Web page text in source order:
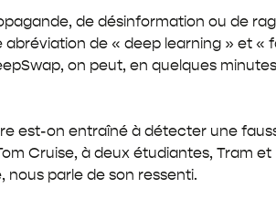
de désinformation ou de
abréviation de « deep learning » et «
on peut, en quelques
est-on entraîné à détecter une
Cruise, à deux étudiantes, Tram et
nous parle de son ressenti.